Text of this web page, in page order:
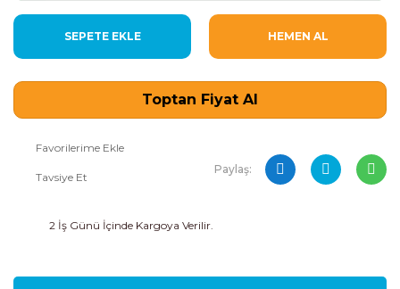
SEPETE EKLE HEMEN AL
Toptan Fiyat Al
Tavsiye Et
Paylaş:
2 İş Günü İçinde Kargoya Verilir.